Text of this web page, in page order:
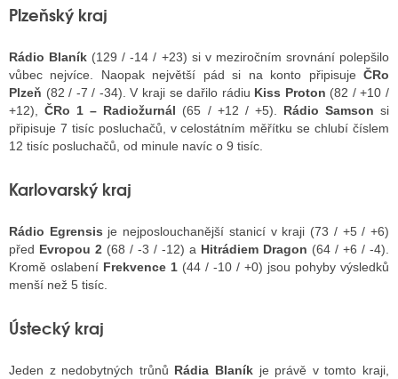
Plzeňský kraj
Rádio Blaník (129 / -14 / +23) si v meziročním srovnání polepšilo
vůbec nejvíce. Naopak největší pád si na konto připisuje ČRo
Plzeň (82 / -7 / -34). V kraji se dařilo rádiu Kiss Proton (82 / +10 /
+12),ČRo 1 – Radiožurnál (65 / +12 / +5). Rádio Samson si
připisuje 7 tisíc posluchačů, v celostátním měřítku se chlubí číslem
12 tisíc posluchačů, od minule navíc o 9 tisíc.
Karlovarský kraj
Rádio Egrensis je nejposlouchanější stanicí v kraji (73 / +5 / +6)
před Evropou 2 (68 / -3 / -12) a Hitrádiem Dragon (64 / +6 / -4).
Kromě oslabení Frekvence 1 (44 / -10 / +0) jsou pohyby výsledků
menší než 5 tisíc.
Ústecký kraj
Jeden z nedobytných trůnů Rádia Blaník je právě v tomto kraji,